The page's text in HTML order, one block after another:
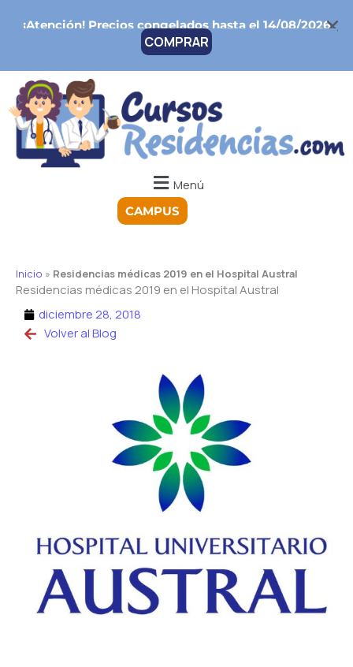
¡Atención!Precios congelados hasta el 14/08/2026
COMPRAR
Menú
CAMPUS
Inicio » Residencias médicas 2019 en el Hospital Austral
Residencias médicas 2019 en el Hospital Austral
diciembre 28, 2018
Volver al Blog